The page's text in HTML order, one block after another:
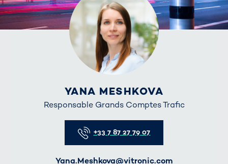
YANA MESHKOVA
Responsable Grands Comptes Trafic
+33 7 87 27 79 07
Yana.Meshkova@vitronic.com